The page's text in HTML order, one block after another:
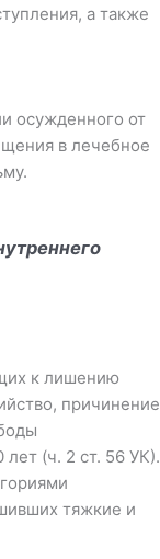
а также
осужденного от
в лечебное
к лишению
причинение
лет (ч. 2 ст. 56 УК).
тяжкие и